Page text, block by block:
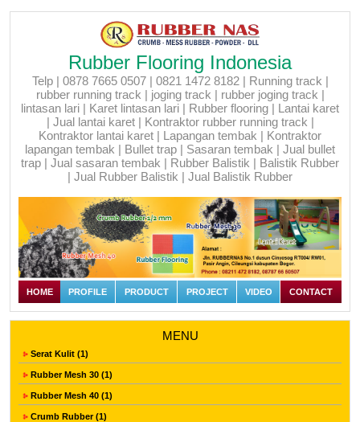
Rubber Flooring Indonesia
Telp | 0878 7665 0507 | 0821 1472 8182 | Running track |
rubber running track | joging track | rubber joging track |
lintasan lari | Karet lintasan lari | Rubber flooring | Lantai karet
| Jual lantai karet | Kontraktor rubber running track |
Kontraktor lantai karet | Lapangan tembak | Kontraktor
lapangan tembak | Bullet trap | Sasaran tembak | Jual bullet
trap | Jual sasaran tembak | Rubber Balistik | Balistik Rubber
| Jual Rubber Balistik | Jual Balistik Rubber
HOME PROFILE PRODUCT PROJECT VIDEO CONTACT
MENU
Serat Kulit (1)
Rubber Mesh 30 (1)
Rubber Mesh 40 (1)
Crumb Rubber (1)